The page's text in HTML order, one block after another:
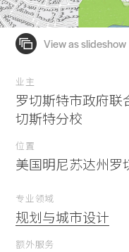
业主
罗切斯特市政府联
切斯特分校
位置
美国明尼苏达州罗
专业领域
规划与城市设计
额外服务